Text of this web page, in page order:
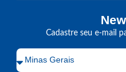
Cadastre seu e-mail